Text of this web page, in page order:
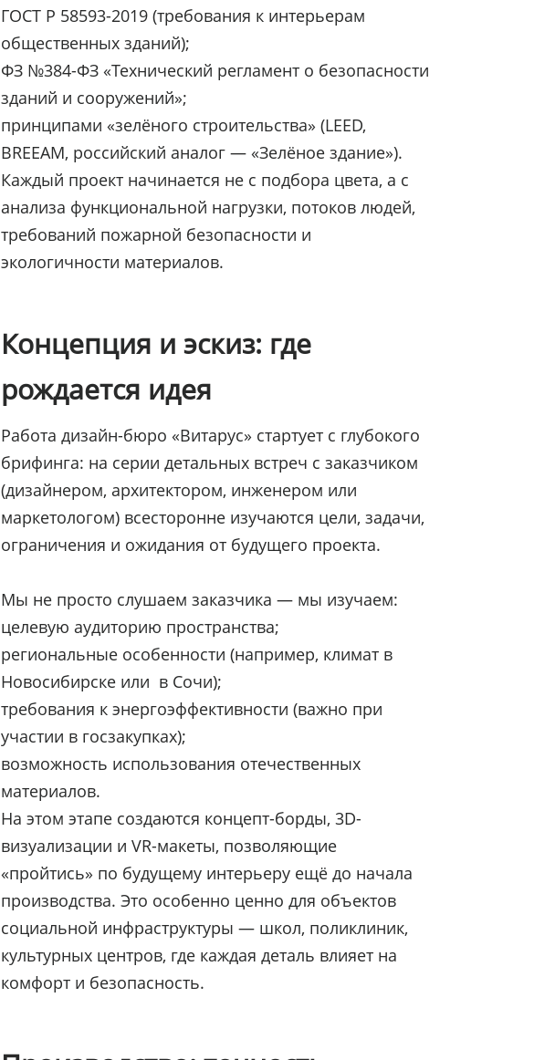
ГОСТ Р 58593-2019 (требования к интерьерам
общественных зданий);
ФЗ №384-ФЗ «Технический регламент о безопасности
зданий и сооружений»;
принципами «зелёного строительства» (LEED,
BREEAM, российский аналог — «Зелёное здание»).
Каждый проект начинается не с подбора цвета, а с
анализа функциональной нагрузки, потоков людей,
требований пожарной безопасности и
экологичности материалов.
Концепция и эскиз: где
рождается идея
Работа дизайн-бюро «Витарус» стартует с глубокого
брифинга: на серии детальных встреч с заказчиком
(дизайнером, архитектором, инженером или
маркетологом) всесторонне изучаются цели, задачи,
ограничения и ожидания от будущего проекта.
Мы не просто слушаем заказчика — мы изучаем:
целевую аудиторию пространства;
региональные особенности (например, климат в
Новосибирске или в Сочи);
требования к энергоэффективности (важно при
участии в госзакупках);
возможность использования отечественных
материалов.
На этом этапе создаются концепт-борды, 3D-
визуализации и VR-макеты, позволяющие
«пройтись» по будущему интерьеру ещё до начала
производства. Это особенно ценно для объектов
социальной инфраструктуры — школ, поликлиник,
культурных центров, где каждая деталь влияет на
комфорт и безопасность.